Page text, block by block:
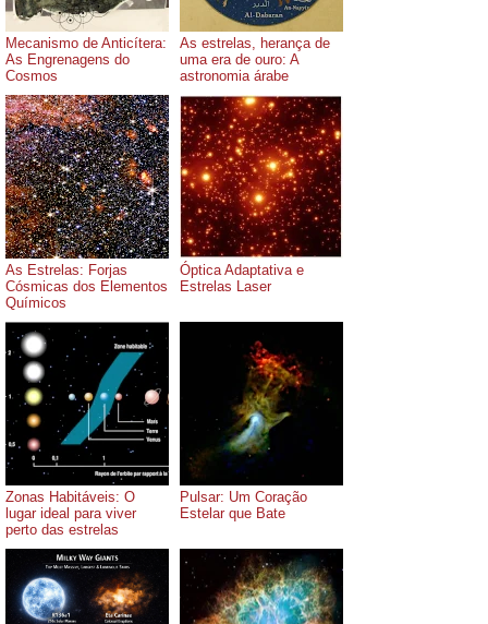
Mecanismo de Anticítera:
As Engrenagens do
Cosmos
As estrelas, herança de
uma era de ouro: A
astronomia árabe
As Estrelas: Forjas
Cósmicas dos Elementos
Químicos
Óptica Adaptativa e
Estrelas Laser
Zonas Habitáveis: O
lugar ideal para viver
perto das estrelas
Pulsar: Um Coração
Estelar que Bate